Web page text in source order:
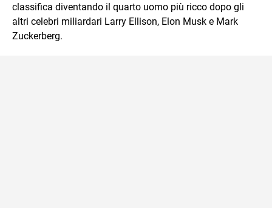
classifica diventando il quarto uomo più ricco dopo gli
altri celebri miliardari Larry Ellison, Elon Musk e Mark
Zuckerberg.